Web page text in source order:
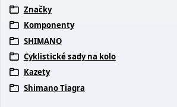
Značky
Komponenty
SHIMANO
Cyklistické sady na kolo
Kazety
Shimano Tiagra